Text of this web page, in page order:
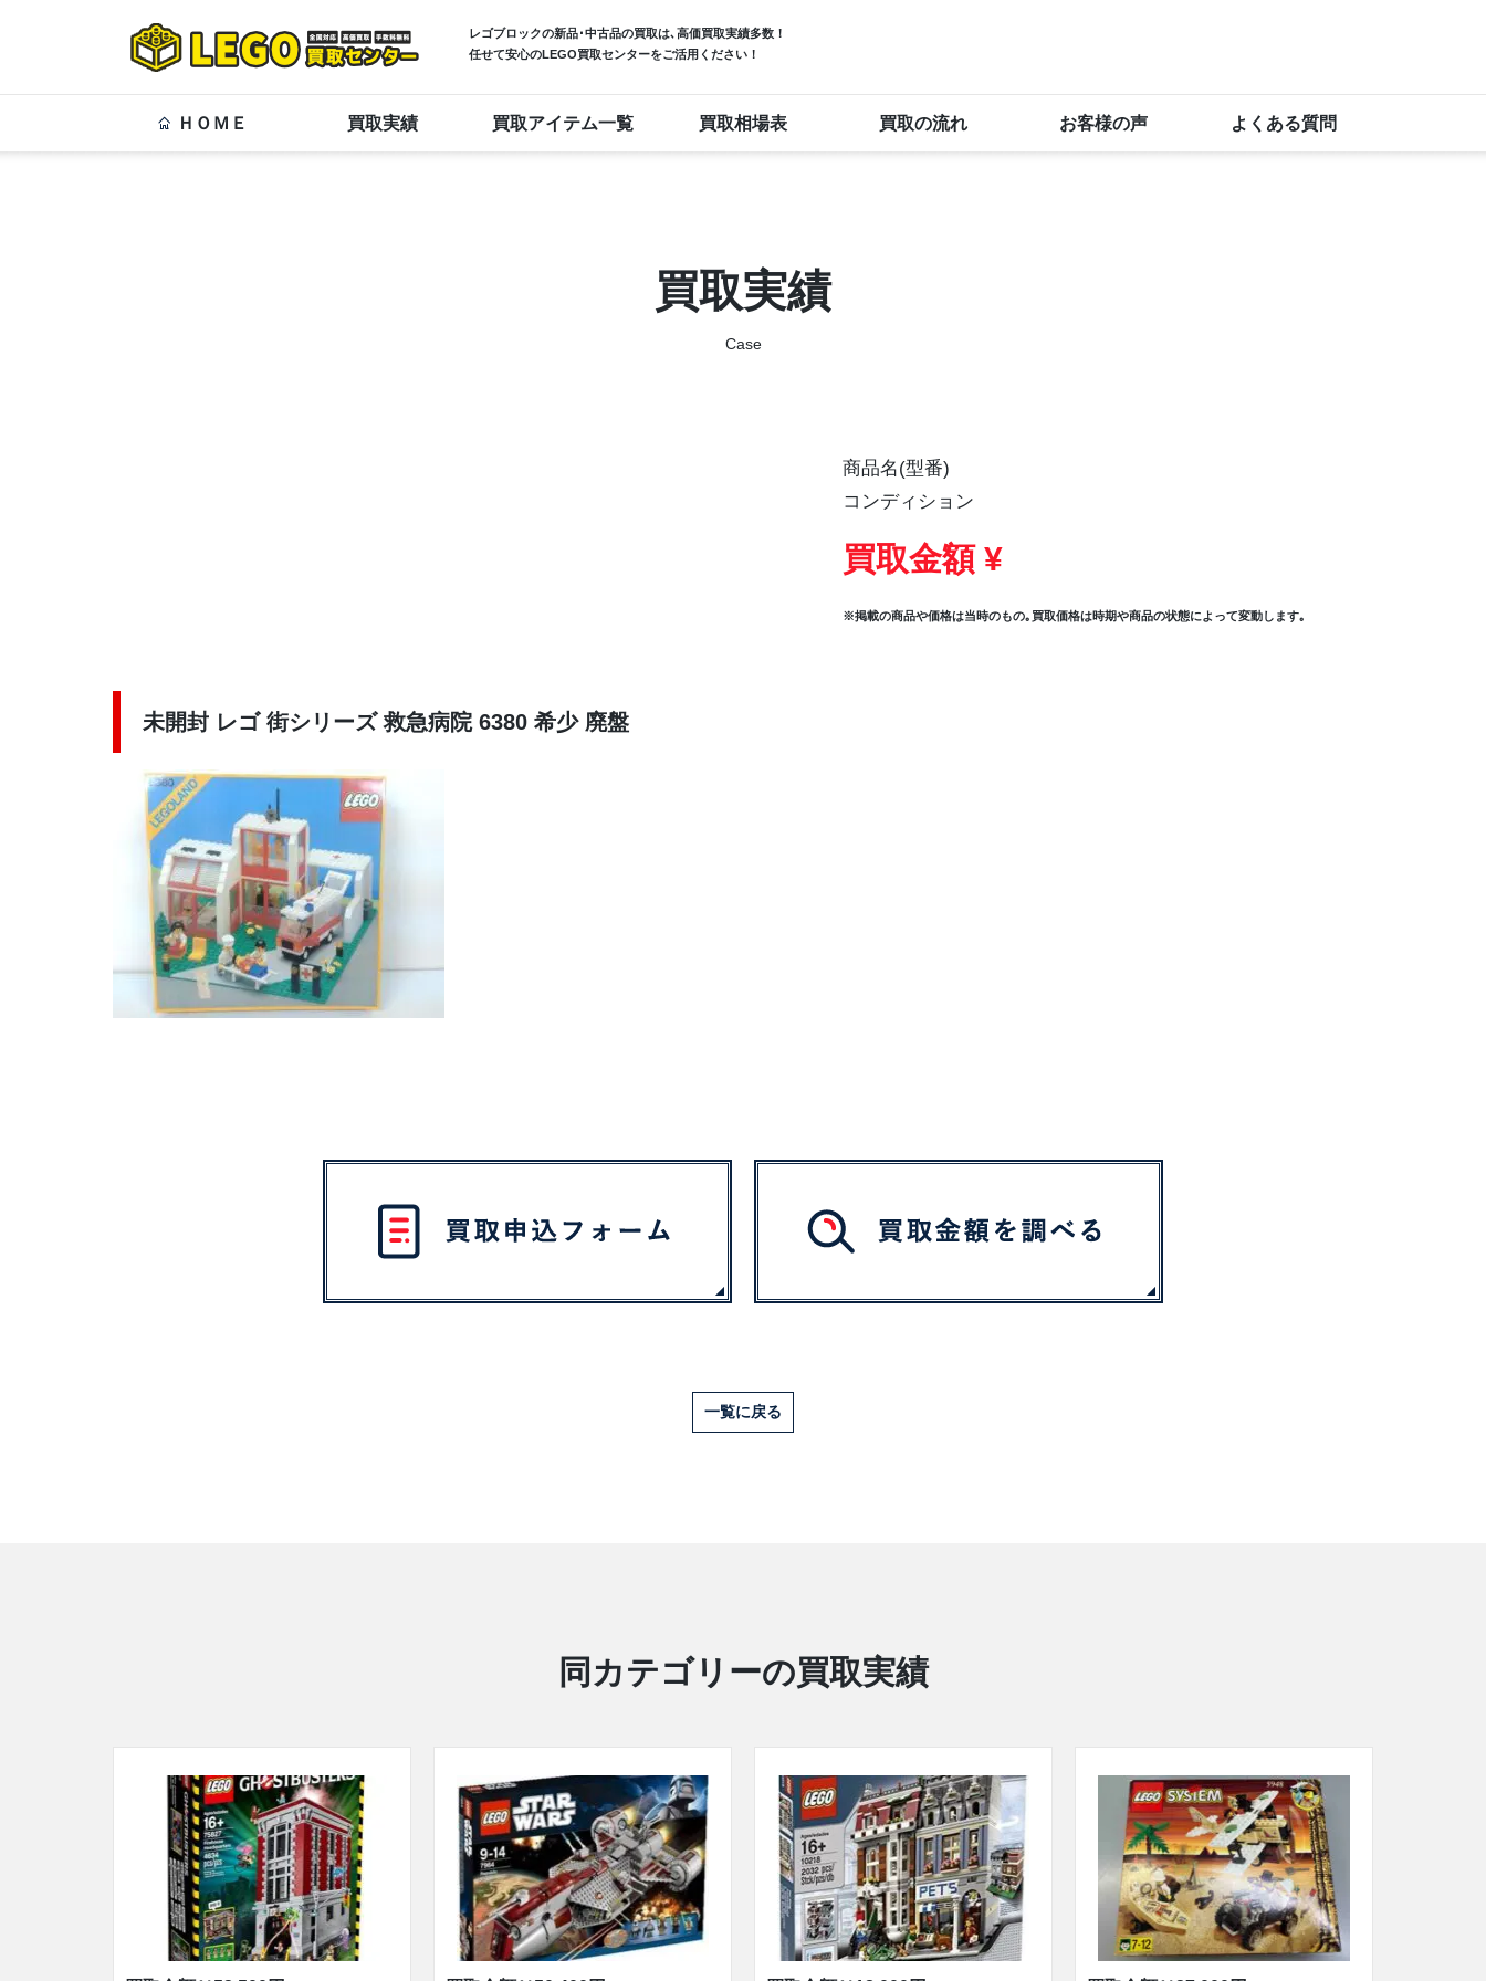
レゴブロックの新品･中古品の買取は､高価買取実績多数！
任せて安心のLEGO買取センターをご活用ください！
ＨＯＭＥ 買取実績 買取アイテム一覧 買取相場表 買取の流れ お客様の声 よくある質問
買取実績
Case
商品名(型番)
コンディション
買取金額 ¥
※掲載の商品や価格は当時のもの｡買取価格は時期や商品の状態によって変動します｡
未開封 レゴ 街シリーズ 救急病院 6380 希少 廃盤
一覧に戻る
同カテゴリーの買取実績